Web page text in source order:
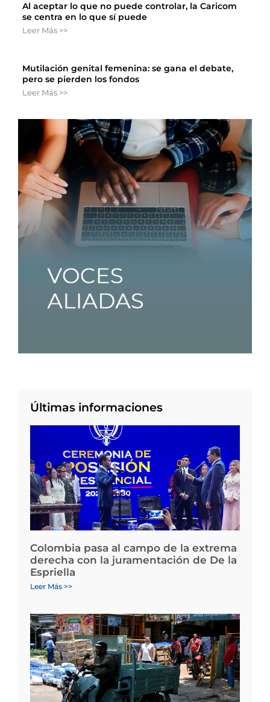
Al aceptar lo que no puede controlar, la Caricom
se centra en lo que sí puede
Leer Más >>
Mutilación genital femenina: se gana el debate,
pero se pierden los fondos
Leer Más >>
Últimas informaciones
Colombia pasa al campo de la extrema
derecha con la juramentación de De la
Espriella
Leer Más >>